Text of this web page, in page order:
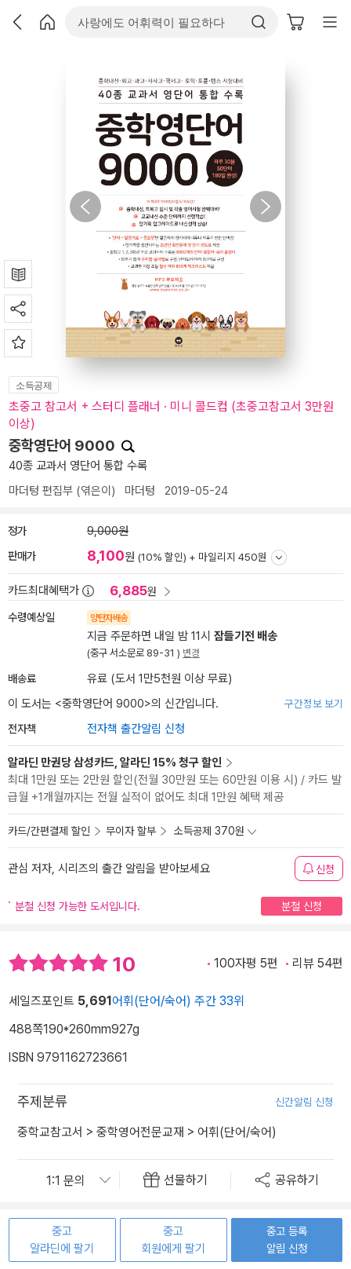
소득공제
초중고 참고서 + 스터디 플래너 · 미니 콜드컵 (초중고참고서 3만원
이상)
중학영단어 9000
40종 교과서 영단어 통합 수록
마더텅 편집부 (엮은이) 마더텅 2019-05-24
정가 9,000원
판매가 8,100원 (10% 할인) + 마일리지 450원
카드최대혜택가 6,885원
수령예상일 양탄자배송
지금 주문하면 내일 밤 11시 잠들기전 배송
(중구 서소문로 89-31 ) 변경
배송료
유료 (도서 1만5천원 이상 무료)
이 도서는 <중학영단어 9000>의 신간입니다. 구간정보 보기
전자책 전자책 출간알림 신청
알라딘 만권당 삼성카드, 알라딘 15% 청구 할인
최대 1만원 또는 2만원 할인(전월 30만원 또는 60만원 이용 시) / 카드 발
급월 +1개월까지는 전월 실적이 없어도 최대 1만원 혜택 제공
카드/간편결제 할인 무이자 할부 소득공제 370원
관심 저자, 시리즈의 출간 알림을 받아보세요 신청
분철 신청 가능한 도서입니다. 분철 신청
10 100자평 5편 리뷰 54편
세일즈포인트 5,691 어휘(단어/숙어) 주간 33위
488쪽190*260mm927g
ISBN 9791162723661
주제분류 신간알림 신청
중학교참고서 > 중학영어전문교재 > 어휘(단어/숙어)
선물하기 공유하기
중고
알라딘에 팔기
중고
회원에게 팔기
중고 등록
알림 신청